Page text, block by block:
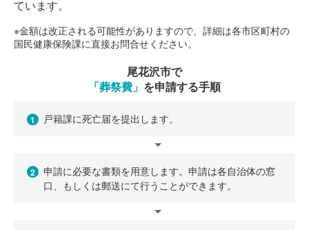
ています。
※金額は改正される可能性がありますので、詳細は各市区町村の
国民健康保険課に直接お問合せください。
尾花沢市で
「葬祭費」 を申請する手順
1 戸籍課に死亡届を提出します。
2
申請に必要な書類を用意します。申請は各自治体の窓
口、もしくは郵送にて行うことができます。